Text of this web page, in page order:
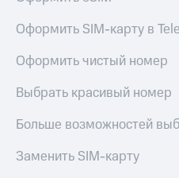
Оформить SIM-карту в
Оформить чистый номер
Выбрать красивый номер
Больше возможностей
Заменить SIM-карту